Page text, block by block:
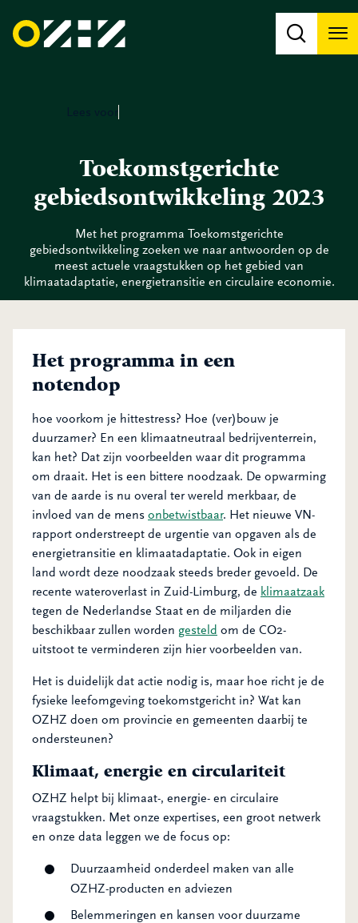
Lees voor
Toekomstgerichte
gebiedsontwikkeling 2023
Met het programma Toekomstgerichte
gebiedsontwikkeling zoeken we naar antwoorden op de
meest actuele vraagstukken op het gebied van
klimaatadaptatie, energietransitie en circulaire economie.
Het programma in een
notendop
hoe voorkom je hittestress? Hoe (ver)bouw je
duurzamer? En een klimaatneutraal bedrijventerrein,
kan het? Dat zijn voorbeelden waar dit programma
om draait. Het is een bittere noodzaak. De opwarming
van de aarde is nu overal ter wereld merkbaar, de
invloed van de mens onbetwistbaar. Het nieuwe VN-
rapport onderstreept de urgentie van opgaven als de
energietransitie en klimaatadaptatie. Ook in eigen
land wordt deze noodzaak steeds breder gevoeld. De
recente wateroverlast in Zuid-Limburg, de klimaatzaak
tegen de Nederlandse Staat en de miljarden die
beschikbaar zullen worden gesteld om de CO2-
uitstoot te verminderen zijn hier voorbeelden van.
Het is duidelijk dat actie nodig is, maar hoe richt je de
fysieke leefomgeving toekomstgericht in? Wat kan
OZHZ doen om provincie en gemeenten daarbij te
ondersteunen?
Klimaat, energie en circulariteit
OZHZ helpt bij klimaat-, energie- en circulaire
vraagstukken. Met onze expertises, een groot netwerk
en onze data leggen we de focus op:
Duurzaamheid onderdeel maken van alle
OZHZ-producten en adviezen
Belemmeringen en kansen voor duurzame